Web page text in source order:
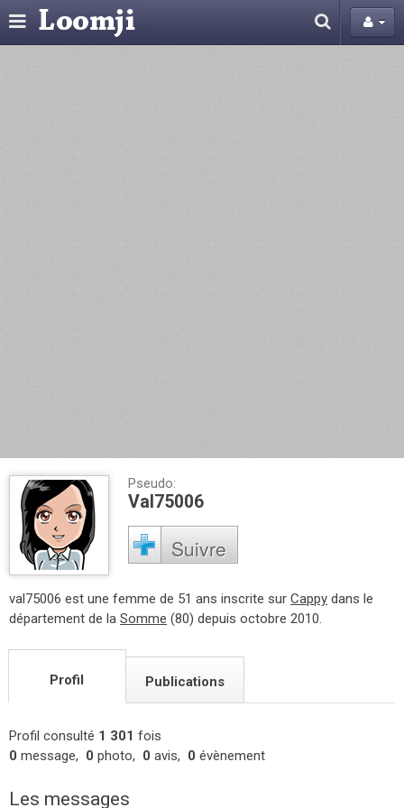
Pseudo:
Val75006
Suivre
val75006 est une femme de 51 ans inscrite sur Cappy dans le
département de la Somme (80) depuis octobre 2010.
Profil Publications
Profil consulté 1 301 fois
0 message, 0 photo, 0 avis, 0 évènement
Les messages